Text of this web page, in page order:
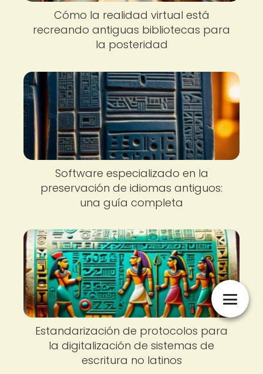
Cómo la realidad virtual está
recreando antiguas bibliotecas para
la posteridad
Software especializado en la
preservación de idiomas antiguos:
una guía completa
Estandarización de protocolos para
la digitalización de sistemas de
escritura no latinos